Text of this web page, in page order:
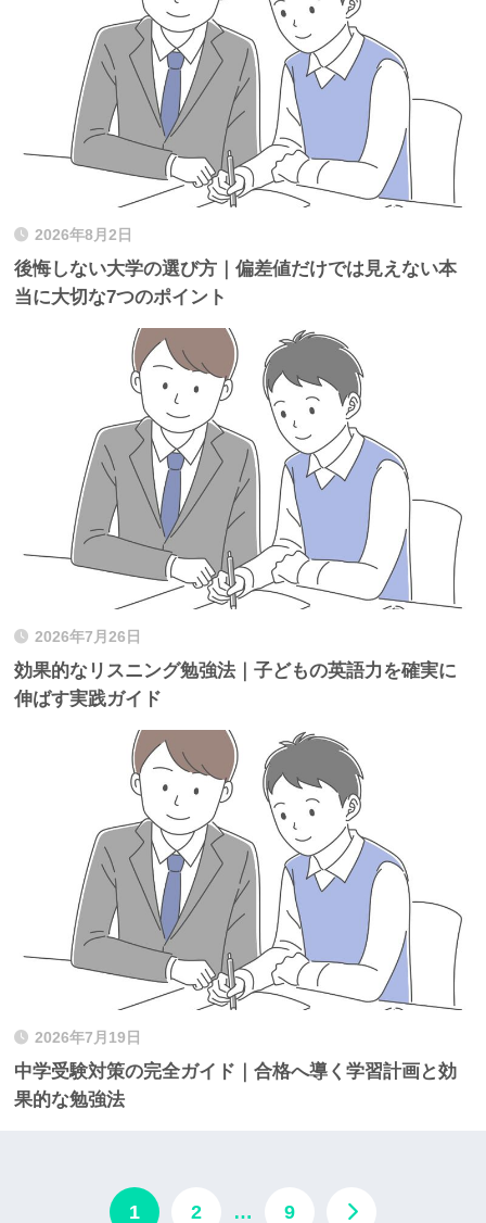
2026年8月2日
後悔しない大学の選び方｜偏差値だけでは見えない本
当に大切な7つのポイント
2026年7月26日
効果的なリスニング勉強法｜子どもの英語力を確実に
伸ばす実践ガイド
2026年7月19日
中学受験対策の完全ガイド｜合格へ導く学習計画と効
果的な勉強法
1 2 … 9